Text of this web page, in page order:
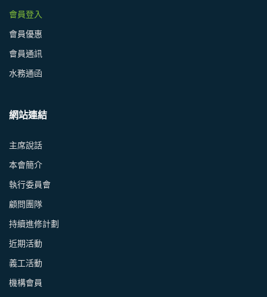
會員登入
會員優惠
會員通訊
水務通函
網站連結
主席說話
本會簡介
執行委員會
顧問團隊
持續進修計劃
近期活動
義工活動
機構會員